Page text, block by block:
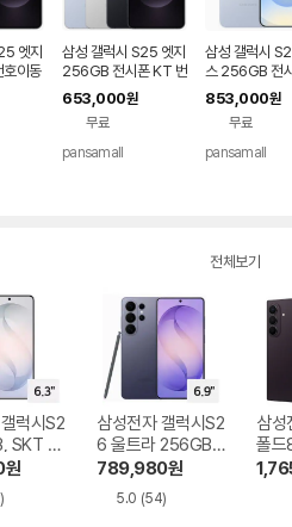
엣지
이동
삼성 갤럭시 S25 엣지
256GB 전시폰 KT 번
호이동 완납
653,000원
무료
pansamall
삼성 갤럭시
스 256GB 전
번호이동 완납
제
853,000원
무료
pansamall
전체보기
럭시S2
SKT 기
원
삼성전자 갤럭시S2
6 울트라 256GB,
SKT 기기변경 완납
789,980원
5.0 (54)
삼성
폴드
GB,